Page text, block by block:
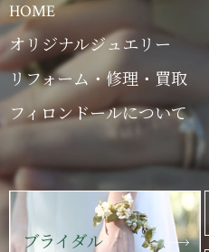
HOME
オリジナルジュエリー
リフォーム・修理・買取
フィロンドールについて
ブライダル